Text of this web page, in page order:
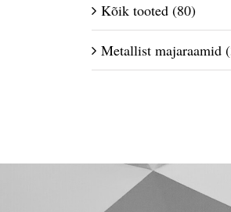
Kõik tooted (80)
Metallist majaraamid